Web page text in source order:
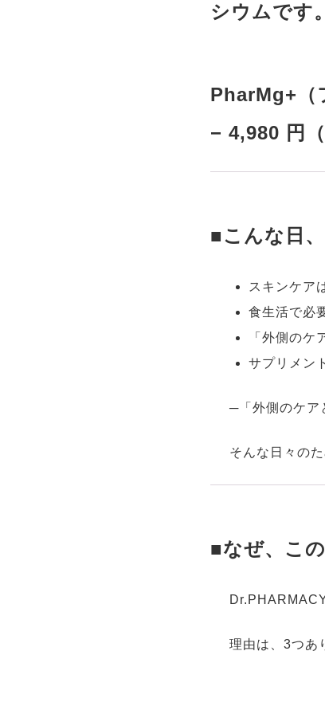
シウムです。
PharMg+（
− 4,980 円（
■こんな日
スキンケア
食生活で必
「外側の
サプリメン
─「外側のケア
そんな日々の
■なぜ、こ
理由は、3つあ